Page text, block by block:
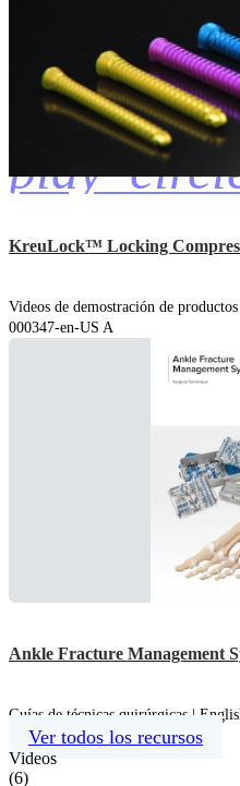
KreuLock™ Locking
Videos de demostración de
000347-en-US A
Ankle Fracture Management
Guías de técnicas quirúrgicas |
Ver todos los recursos
Videos
(6)